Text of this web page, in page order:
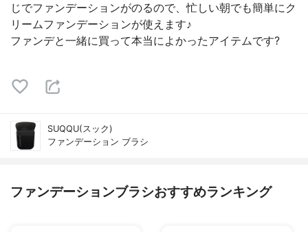
じでファンデーションがのるので、忙しい朝でも簡単にク
リームファンデーションが使えます♪
ファンデと一緒に買って本当によかったアイテムです?
SUQQU(スック)
ファンデーション ブラシ
ファンデーションブラシおすすめランキング